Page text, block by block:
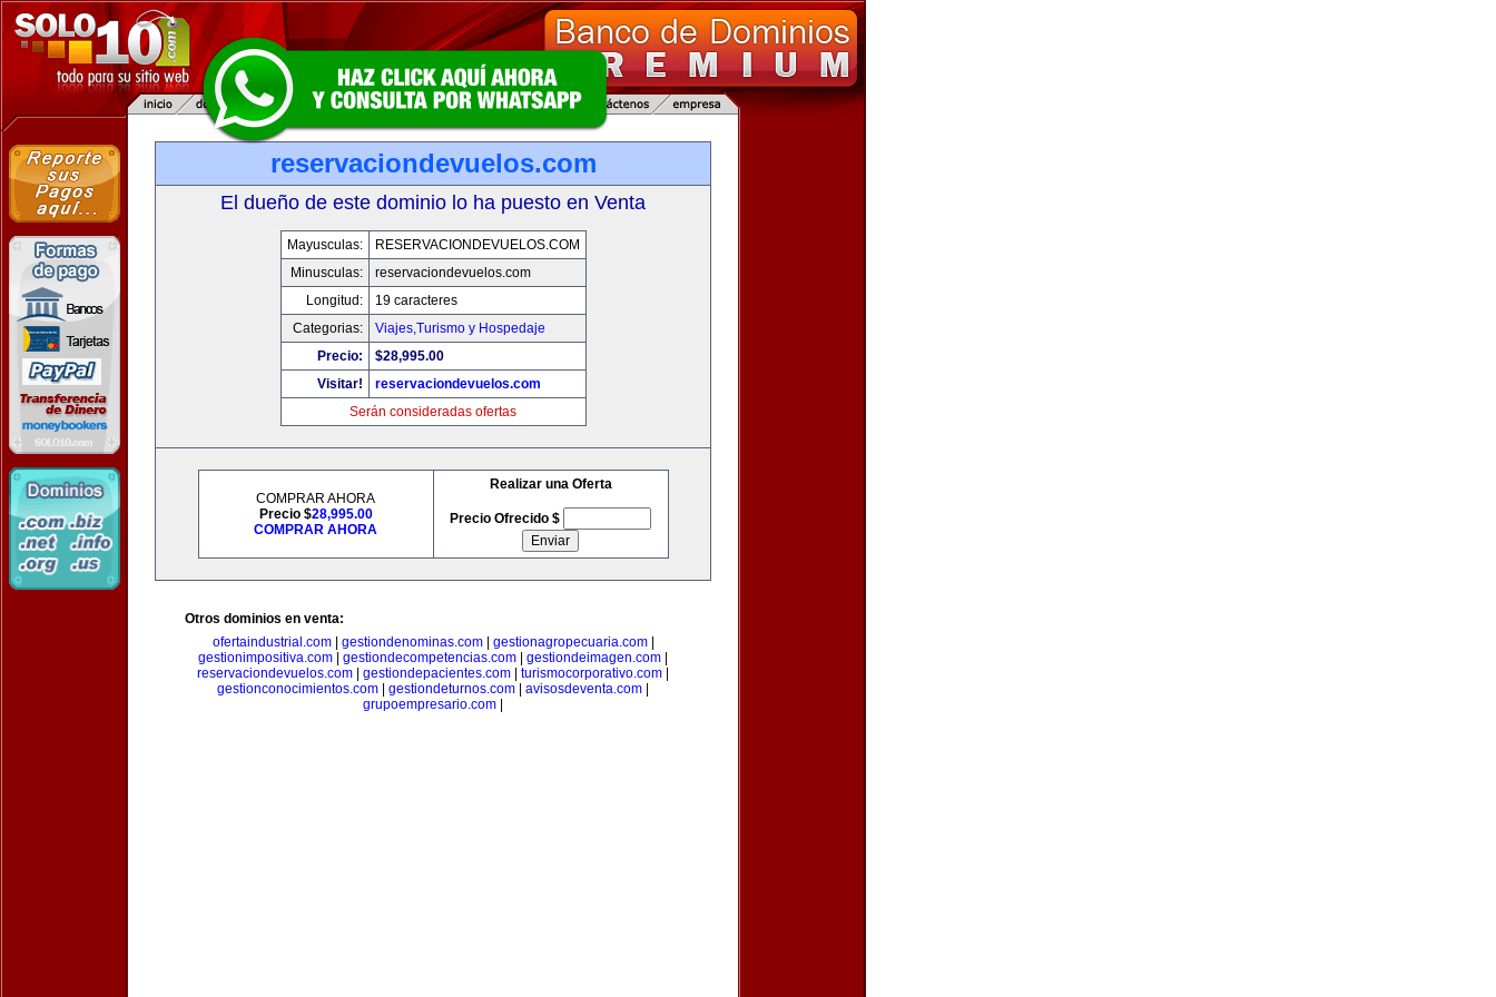
reservaciondevuelos.com
El dueño de este dominio lo ha puesto en Venta
Mayusculas:
RESERVACIONDEVUELOS.COM
Minusculas:
reservaciondevuelos.com
Longitud:
19 caracteres
Categorias:
Viajes,Turismo y Hospedaje
Precio:
$28,995.00
Visitar!
reservaciondevuelos.com
Serán consideradas ofertas
COMPRAR AHORA
Precio $28,995.00
COMPRAR AHORA
Realizar una Oferta
Precio Ofrecido $
Otros dominios en venta:
ofertaindustrial.com| gestiondenominas.com| gestionagropecuaria.com|
gestionimpositiva.com
gestiondecompetencias.com gestiondeimagen.com
reservaciondevuelos.com
gestiondepacientes.com turismocorporativo.com
gestionconocimientos.com
gestiondeturnos.com avisosdeventa.com
grupoempresario.com